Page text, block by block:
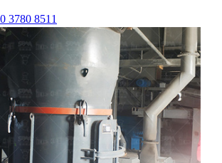
3780 8511